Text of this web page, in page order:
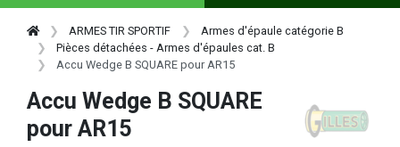
ARMES TIR SPORTIF
Armes d'épaule catégorie B
Pièces détachées - Armes d'épaules cat. B
Accu Wedge B SQUARE pour AR15
Accu Wedge B SQUARE
pour AR15